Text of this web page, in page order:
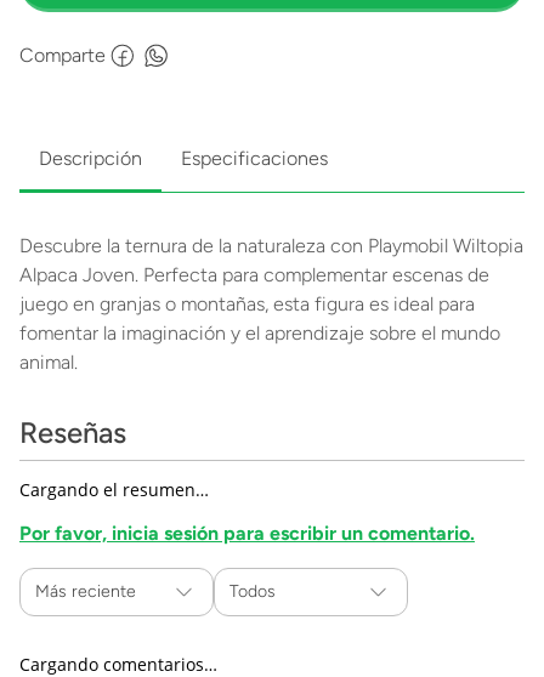
Comparte
Descripción Especificaciones
Descubre la ternura de la naturaleza con Playmobil Wiltopia
Alpaca Joven. Perfecta para complementar escenas de
juego en granjas o montañas, esta figura es ideal para
fomentar la imaginación y el aprendizaje sobre el mundo
animal.
Reseñas
Cargando el resumen…
Por favor, inicia sesión para escribir un comentario.
Más reciente Todos
Cargando comentarios…